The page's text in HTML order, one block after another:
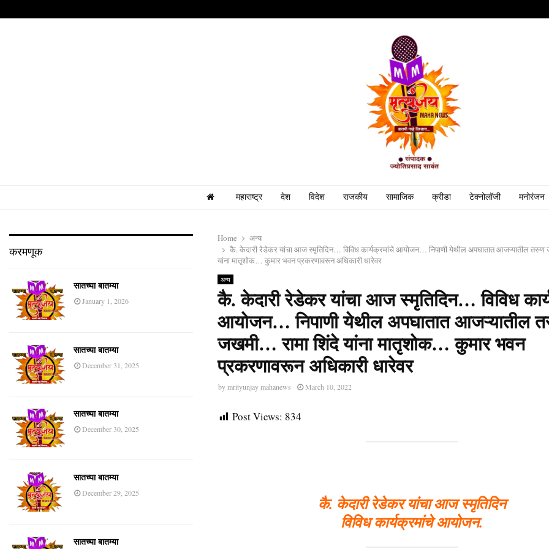
महाराष्ट्र देश विदेश राजकीय सामाजिक क्रीडा टेक्नोलॉजी मनोरंजन
Home
अन्य
कै. केदारी रेडेकर यांचा आज स्मृतिदिन… विविध कार्यक्रमांचे आयोजन… निपाणी येथील अपघातात आजऱ्यातील तरुण
यांना मातृशोक… कुमार भवन प्रकरणावरून अधिकारी धारेवर
अन्य
कै. केदारी रेडेकर यांचा आज स्मृतिदिन… विविध
आयोजन… निपाणी येथील अपघातात आजऱ्यातील
जखमी… रामा शिंदे यांना मातृशोक… कुमार भवन
प्रकरणावरून अधिकारी धारेवर
bymrityunjay mahanews March 10, 2022
Post Views: 834
कै. केदारी रेडेकर यांचा आज स्मृतिदिन
विविध कार्यक्रमांचे आयोजन.
करमणूक
सातच्या बातम्या
January 1, 2026
सातच्या बातम्या
December 31, 2025
सातच्या बातम्या
December 30, 2025
सातच्या बातम्या
December 29, 2025
सातच्या बातम्या